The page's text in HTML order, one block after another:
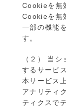
Cookieを無
Cookieを無
一部の機能
す。
（２） 当
するサービ
本サービス
アナリティ
ティクスで